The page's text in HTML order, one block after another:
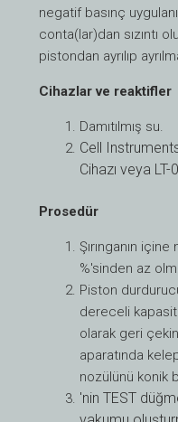
negatif basınç
conta(lar)dan sızıntı
pistondan ayrılıp
Cihazlar ve reaktifler
Damıtılmış su.
Cell
Cihazı veya LT-
Prosedür
Şırınganın
%'sinden az
Piston
dereceli
olarak geri
aparatında
nozülünü konik
'nin TEST